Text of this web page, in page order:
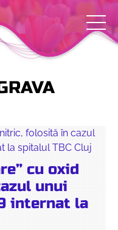
cu oxid
unui
internat la